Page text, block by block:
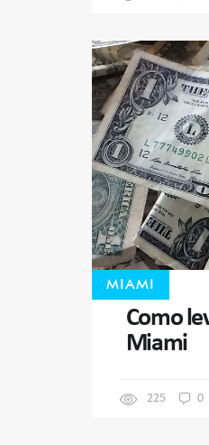
MIAMI
Como
Miami
225 0